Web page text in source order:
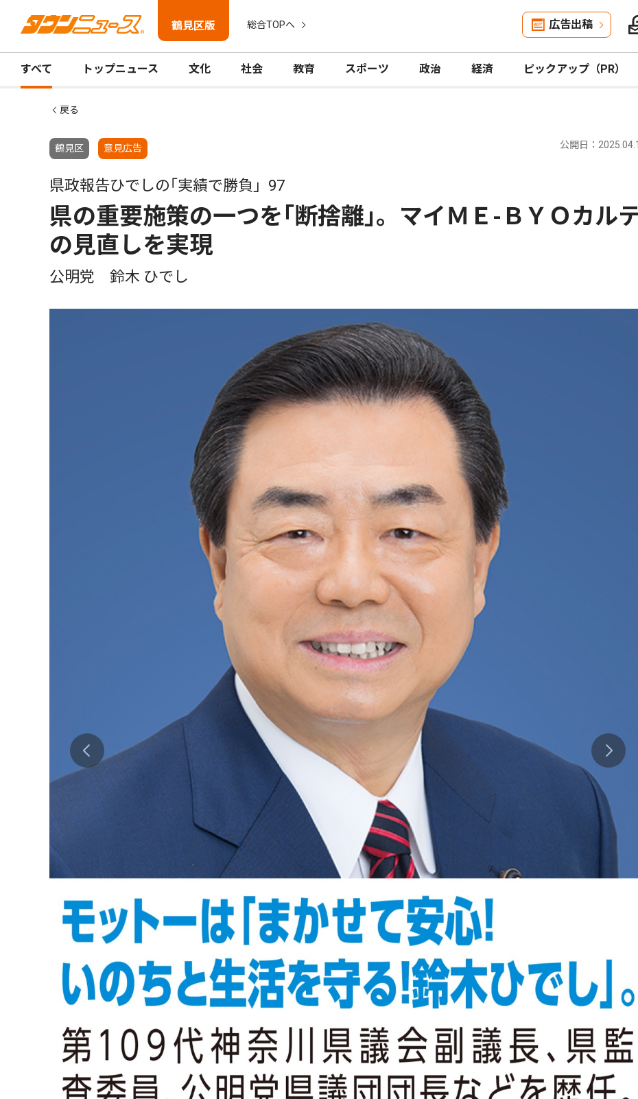
鶴見区版 総合TOPへ 広告出稿
すべて トップニュース 文化 社会 教育 スポーツ 政治 経済 ピックアップ（PR）
戻る
鶴見区 意見広告 公開日：
県政報告ひでしの｢実績で勝負」97
県の重要施策の一つを｢断捨離｣。マイＭＥ-ＢＹＯカル
の見直しを実現
公明党 鈴木 ひでし